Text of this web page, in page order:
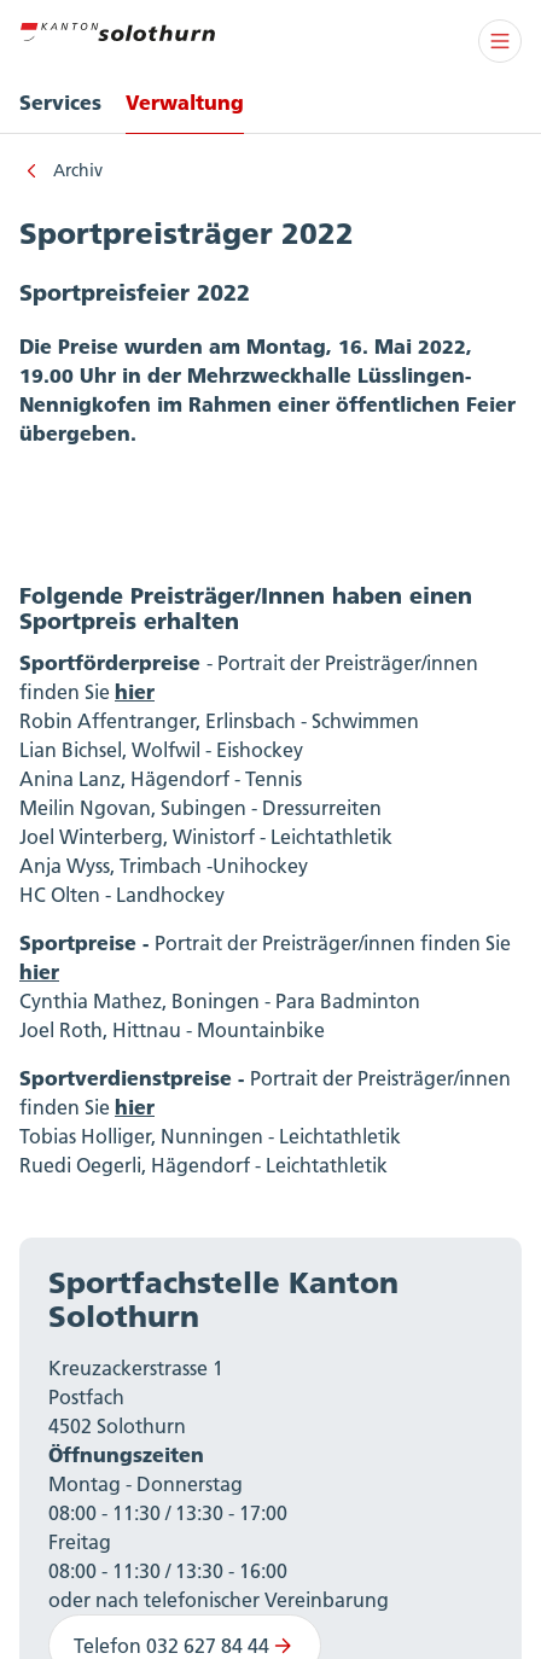
Services Verwaltung
Archiv
Sportpreisträger 2022
Sportpreisfeier 2022
Die Preise wurden am Montag, 16. Mai 2022,
19.00 Uhr in der Mehrzweckhalle Lüsslingen-
Nennigkofen im Rahmen einer öffentlichen Feier
übergeben.
Folgende Preisträger/Innen haben einen
Sportpreis erhalten
Sportförderpreise - Portrait der Preisträger/innen
finden Sie hier
Robin Affentranger, Erlinsbach - Schwimmen
Lian Bichsel, Wolfwil - Eishockey
Anina Lanz, Hägendorf - Tennis
Meilin Ngovan, Subingen - Dressurreiten
Joel Winterberg, Winistorf - Leichtathletik
Anja Wyss, Trimbach -Unihockey
HC Olten - Landhockey
Sportpreise - Portrait der Preisträger/innen finden Sie
hier
Cynthia Mathez, Boningen - Para Badminton
Joel Roth, Hittnau - Mountainbike
Sportverdienstpreise - Portrait der Preisträger/innen
finden Sie hier
Tobias Holliger, Nunningen - Leichtathletik
Ruedi Oegerli, Hägendorf - Leichtathletik
Sportfachstelle Kanton
Solothurn
Kreuzackerstrasse 1
Postfach
4502 Solothurn
Öffnungszeiten
Montag - Donnerstag
08:00 - 11:30 / 13:30 - 17:00
Freitag
08:00 - 11:30 / 13:30 - 16:00
oder nach telefonischer Vereinbarung
Telefon 032 627 84 44